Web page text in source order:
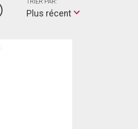
Plus récent